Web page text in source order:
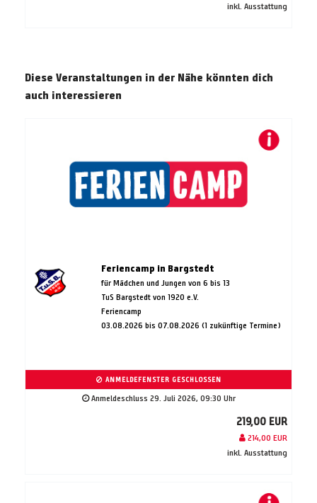
inkl. Ausstattung
Diese Veranstaltungen in der Nähe könnten dich
auch interessieren
Feriencamp in Bargstedt
für Mädchen und Jungen von 6 bis 13
TuS Bargstedt von 1920 e.V.
Feriencamp
03.08.2026 bis 07.08.2026 (1 zukünftige Termine)
ANMELDEFENSTER GESCHLOSSEN
Anmeldeschluss 29. Juli 2026, 09:30 Uhr
219,00 EUR
214,00 EUR
inkl. Ausstattung